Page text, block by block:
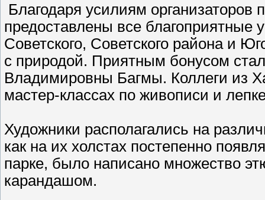
Благодаря усилиям организаторов
предоставлены все благоприятные
Советского, Советского района и
с природой. Приятным бонусом
Владимировны Багмы. Коллеги из
мастер-классах по живописи и
Художники располагались на
как на их холстах постепенно
парке, было написано множество
карандашом.